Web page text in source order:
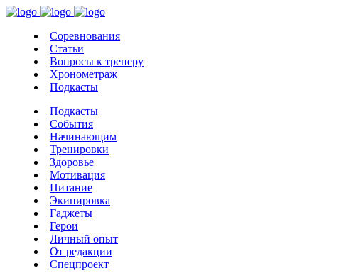
Соревнования
Статьи
Вопросы к тренеру
Хронометраж
Подкасты
Подкасты
События
Начинающим
Тренировки
Здоровье
Мотивация
Питание
Экипировка
Гаджеты
Герои
Личный опыт
От редакции
Спецпроект